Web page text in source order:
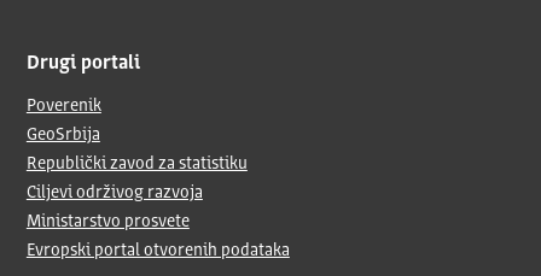
Drugi portali
Poverenik
GeoSrbija
Republički zavod za statistiku
Ciljevi održivog razvoja
Ministarstvo prosvete
Evropski portal otvorenih podataka